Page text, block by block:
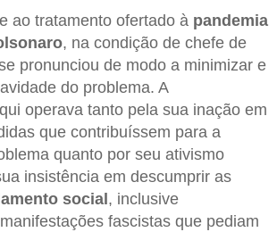
ao tratamento ofertado à pandemia
, na condição de chefe de
pronunciou de modo a minimizar e
do problema. A
operava tanto pela sua inação em
que contribuíssem para a
quanto por seu ativismo
insistência em descumprir as
social , inclusive
fascistas que pediam